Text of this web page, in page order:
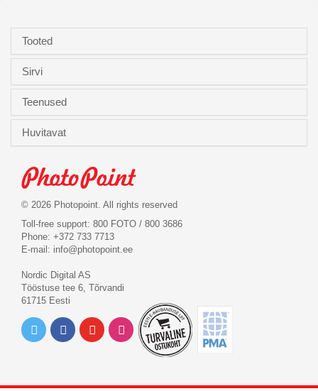
Tooted
Sirvi
Teenused
Huvitavat
© 2026 Photopoint. All rights reserved
Toll-free support: 800 FOTO / 800 3686
Phone: +372 733 7713
E-mail: info@photopoint.ee
Nordic Digital AS
Tööstuse tee 6, Tõrvandi
61715 Eesti